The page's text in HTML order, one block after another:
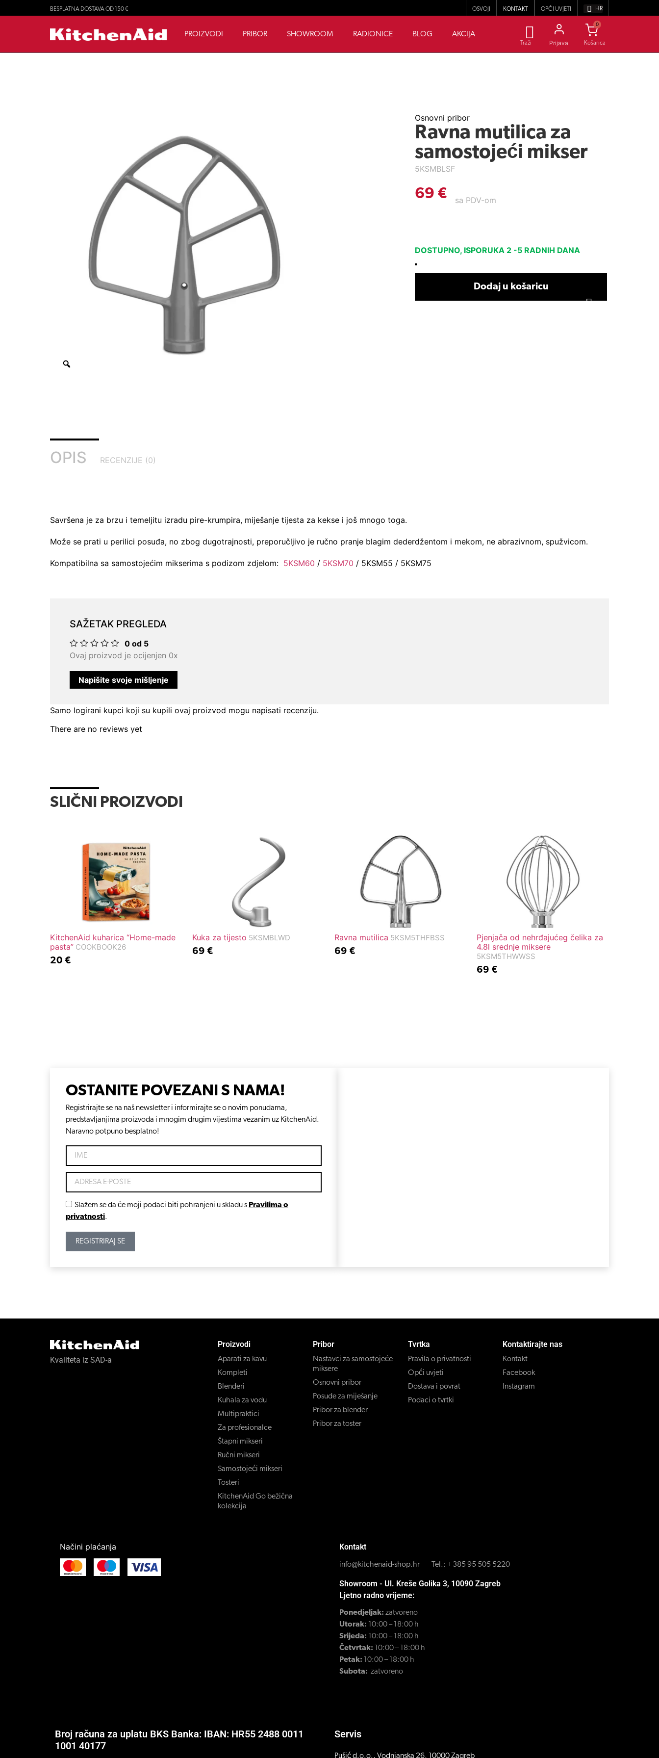
BESPLATNA DOSTAVA OD 150 € OSVOJI KONTAKT OPĆI UVJETI HR
PROIZVODI PRIBOR SHOWROOM RADIONICE BLOG AKCIJA
Traži Prijava
0
Osnovni pribor
Ravna mutilica za
samostojeći mikser
5KSMBLSF
69 € sa PDV-om
DOSTUPNO, ISPORUKA 2 -5 RADNIH DANA
Dodaj u košaricu
OPIS RECENZIJE (0)
Savršena je za brzu i temeljitu izradu pire-krumpira, miješanje tijesta za kekse i još mnogo toga.
Može se prati u perilici posuđa, no zbog dugotrajnosti, preporučljivo je ručno pranje blagim dederdžentom i mekom, ne abrazivnom, spužvicom.
Kompatibilna sa samostojećim mikserima s podizom zdjelom: 5KSM60 / 5KSM70 / 5KSM55 / 5KSM75
SAŽETAK PREGLEDA
Ocjenjeno
od
0 od 5
Ovaj proizvod je ocijenjen 0x
Napišite svoje mišljenje
There are no reviews yet
Samo logirani kupci koji su kupili ovaj proizvod mogu napisati recenziju.
SLIČNI PROIZVODI
KitchenAid kuharica “Home-made
pasta” COOKBOOK26
20 €
Kuka za tijesto 5KSMBLWD
69 €
Ravna mutilica 5KSM5THFBSS
69 €
Pjenjača od nehrđajućeg čelika za
4.8l srednje miksere
5KSM5THWWSS
69 €
OSTANITE POVEZANI S NAMA!
Registrirajte se na naš newsletter i informirajte se o novim ponudama,
predstavljanjima proizvoda i mnogim drugim vijestima vezanim uz KitchenAid.
Naravno potpuno besplatno!
Slažem se da će moji podaci biti pohranjeni u skladu s Pravilima o
privatnosti.
REGISTRIRAJ SE
Kvaliteta iz SAD-a
Proizvodi
Aparati za kavu
Kompleti
Blenderi
Kuhala za vodu
Multipraktici
Za profesionalce
Štapni mikseri
Ručni mikseri
Samostojeći mikseri
Tosteri
KitchenAid Go bežična
kolekcija
Pribor
Nastavci za samostojeće
miksere
Osnovni pribor
Posude za miješanje
Pribor za blender
Pribor za toster
Tvrtka
Pravila o privatnosti
Opći uvjeti
Dostava i povrat
Podaci o tvrtki
Kontaktirajte nas
Kontakt
Facebook
Instagram
Načini plaćanja Kontakt
info@kitchenaid-shop.hr Tel.: +385 95 505 5220
Showroom - Ul. Kreše Golika 3, 10090 Zagreb
Ljetno radno vrijeme:
Ponedjeljak: zatvoreno
Utorak: 10:00 – 18:00 h
Srijeda: 10:00 – 18:00 h
Četvrtak: 10:00 – 18:00 h
Petak: 10:00 – 18:00 h
Subota: zatvoreno
Broj računa za uplatu BKS Banka: IBAN: HR55 2488 0011
1001 40177
Servis
Pušić d.o.o., Vodnjanska 26, 10000 Zagreb